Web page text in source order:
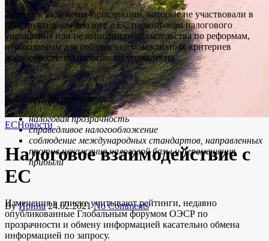
ЕСНовости
Налоговое взаимодействие с
ЕС
ByИрина 24.02.2021 No Comments
В список включены юрисдикции, которые не участвовали в
конструктивном диалоге с ЕС по вопросам налогового
управления или не выполнили обязательства по реформам,
необходимым для соблюдения объективных критериев
добросовестного налогового управления.
К критериям относятся:
налоговая прозрачность
справедливое налогообложение
соблюдение международных стандартов, направленных
против искажения налоговой базы и перемещения
прибыли
Изменения в списке учитывают рейтинги, недавно
опубликованные Глобальным форумом ОЭСР по
прозрачности и обмену информацией касательно обмена
информацией по запросу.